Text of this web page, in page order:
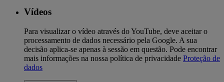
Vídeos
Para visualizar o vídeo através do YouTube, deve aceitar o
processamento de dados necessário pela Google. A sua
decisão aplica-se apenas à sessão em questão. Pode encontrar
mais informações na nossa política de privacidade Proteção de
dados